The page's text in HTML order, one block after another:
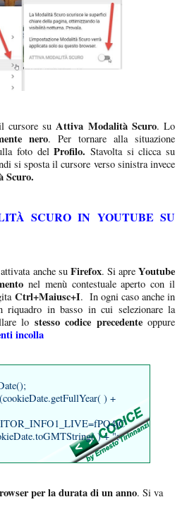
cursore suAttiva Modalità Scuro. Lo
nero. Per tornare alla situazione
foto delProfilo. Stavolta si clicca su
si sposta il cursore verso sinistra invece
Scuro.
SCURO IN YOUTUBE SU
anche su Firefox. Si apreYoutube
nel menù contestuale aperto con il
Ctrl+Maiusc+I. In ogni caso anche in
riquadro in basso in cui selezionare la
lo stesso codice precedenteoppure
incolla
) +
) + ";
per la durata di un anno. Si va